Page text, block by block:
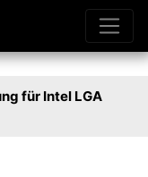
für Intel LGA